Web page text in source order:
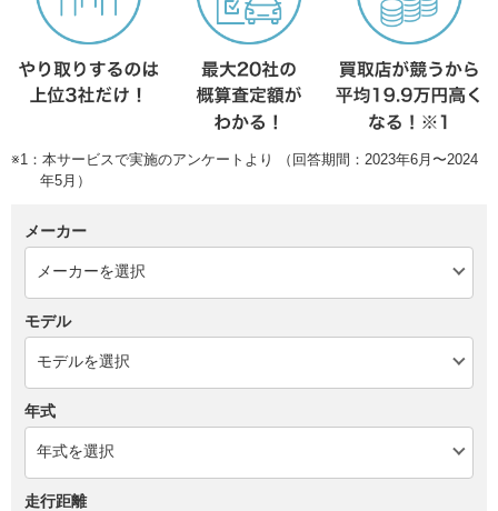
※1：本サービスで実施のアンケートより （回答期間：2023年6月〜2024
年5月）
メーカー
モデル
年式
走行距離